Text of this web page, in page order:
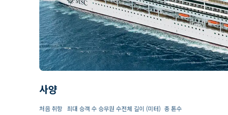
사양
처음 취항 최대 승객 수 승무원 수전체 길이 (미터) 총 톤수